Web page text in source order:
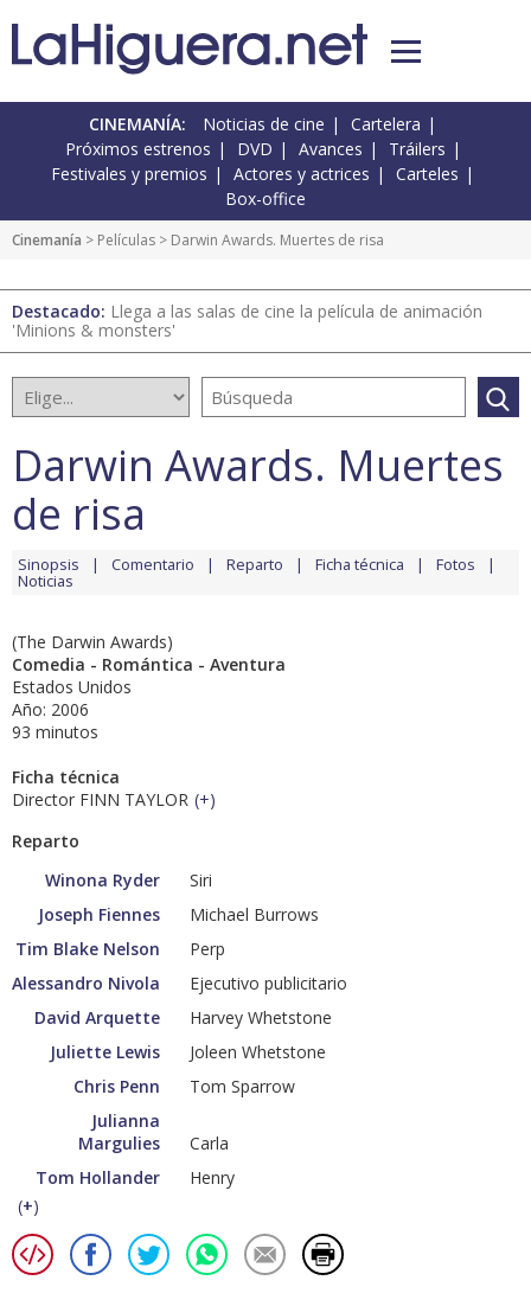
CINEMANÍA: Noticias de cine
Cartelera
Próximos estrenos
DVD Avances
Tráilers
Festivales y premios
Actores y actrices
Carteles
Box-office
Cinemanía > Películas > Darwin Awards. Muertes de risa
Destacado: Llega a las salas de cine la película de animación
'Minions & monsters'
Darwin Awards. Muertes
de risa
Sinopsis Comentario Reparto Ficha técnica Fotos
Noticias
(The Darwin Awards)
Comedia - Romántica - Aventura
Estados Unidos
Año: 2006
93 minutos
Ficha técnica
Director FINN TAYLOR (+)
Reparto
Winona Ryder
Siri
Joseph Fiennes
Michael Burrows
Tim Blake Nelson
Perp
Alessandro Nivola
Ejecutivo publicitario
David Arquette
Harvey Whetstone
Juliette Lewis
Joleen Whetstone
Chris Penn
Tom Sparrow
Julianna
Margulies
Carla
Tom Hollander
Henry
(+)